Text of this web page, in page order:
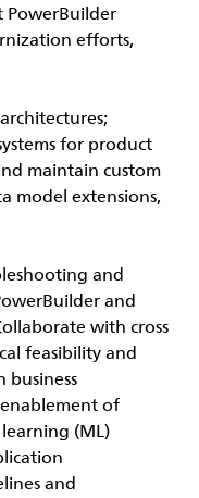
PowerBuilder
efforts,
for product
maintain custom
model extensions,
and
and
with cross
feasibility and
business
of
(ML)
and